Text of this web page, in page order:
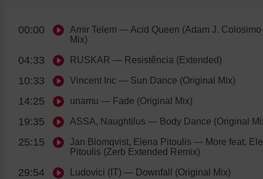
00:00 Amir Telem — Acid Queen (Adam J. Colosimo
Mix)
04:33 RUSKAR — Resistência (Extended)
10:33 Vincent Inc — Sun Dance (Original Mix)
14:25 unamu — Fade (Original Mix)
19:35 ASSA, Naughtilus — Body Dance (Original
25:15 Jan Blomqvist, Elena Pitoulis — More feat.
Pitoulis (Zerb Extended Remix)
29:54 Ludovici (IT) — Downfall (Original Mix)